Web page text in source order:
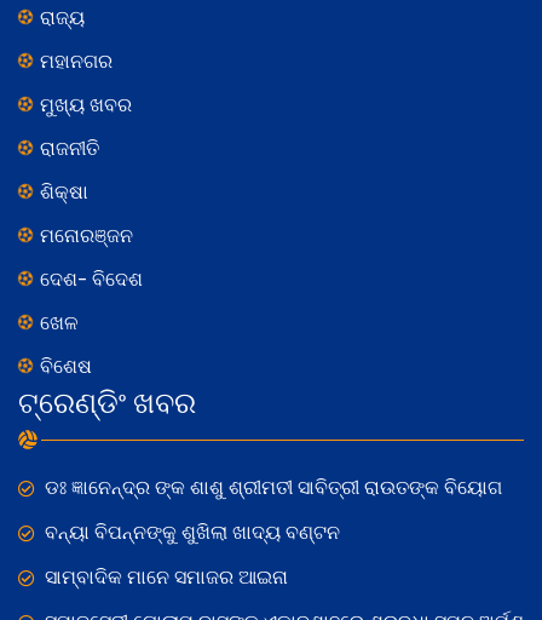
ରାଜ୍ୟ
ମହାନଗର
ମୁଖ୍ୟ ଖବର
ରାଜନୀତି
ଶିକ୍ଷା
ମନୋରଞ୍ଜନ
ଦେଶ- ବିଦେଶ
ଖେଳ
ବିଶେଷ
ଟ୍ରେଣ୍ଡିଂ ଖବର
ଡଃ ଜ୍ଞାନେନ୍ଦ୍ର ଙ୍କ ଶାଶୁ ଶ୍ରୀମତୀ ସାବିତ୍ରୀ ରାଉତଙ୍କ ବିୟୋଗ
ବନ୍ୟା ବିପନ୍ନଙ୍କୁ ଶୁଖିଲା ଖାଦ୍ୟ ବଣ୍ଟନ
ସାମ୍ବାଦିକ ମାନେ ସମାଜର ଆଇନା